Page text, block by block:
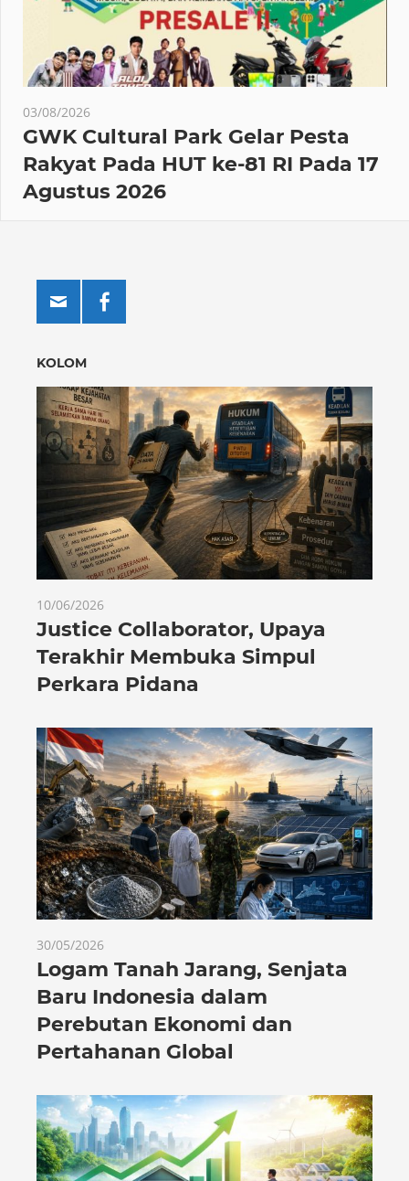
03/08/2026
GWK Cultural Park Gelar Pesta
Rakyat Pada HUT ke-81 RI Pada 17
Agustus 2026
KOLOM
10/06/2026
Justice Collaborator, Upaya
Terakhir Membuka Simpul
Perkara Pidana
30/05/2026
Logam Tanah Jarang, Senjata
Baru Indonesia dalam
Perebutan Ekonomi dan
Pertahanan Global